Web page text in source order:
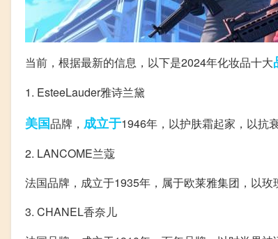
当前，根据最新的信息，以下是2024年化妆品十大
1. EsteeLauder雅诗兰黛
美国品牌， 成立于1946年，以护肤霜起家，以抗
2. LANCOME兰蔻
法国品牌，成立于1935年，属于欧莱雅集团，以玫
3. CHANEL香奈儿